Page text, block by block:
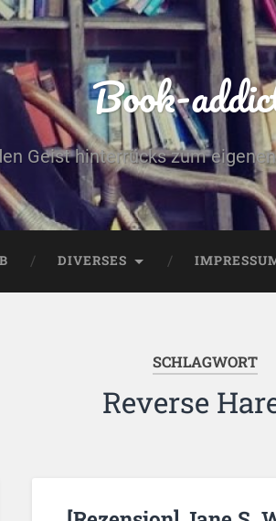
Book-
Geist hinterrücks zum
DIVERSES
SCHLAGWORT
Reverse